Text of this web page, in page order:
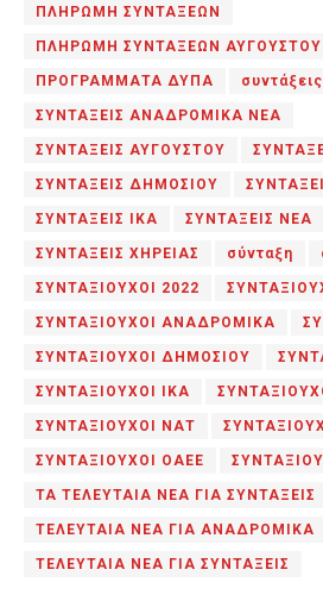
ΠΛΗΡΩΜΗ ΣΥΝΤΑΞΕΩΝ
ΠΛΗΡΩΜΗ ΣΥΝΤΑΞΕΩΝ ΑΥΓΟΥΣΤΟΥ
ΠΡΟΓΡΑΜΜΑΤΑ ΔΥΠΑ συντάξεις
ΣΥΝΤΑΞΕΙΣ ΑΝΑΔΡΟΜΙΚΑ ΝΕΑ
ΣΥΝΤΑΞΕΙΣ ΑΥΓΟΥΣΤΟΥ
ΣΥΝΤΑΞΕΙΣ ΔΗΜΟΣΙΟΥ
ΣΥΝΤΑΞΕΙΣ ΙΚΑ ΣΥΝΤΑΞΕΙΣ ΝΕΑ
ΣΥΝΤΑΞΕΙΣ ΧΗΡΕΙΑΣ σύνταξη
ΣΥΝΤΑΞΙΟΥΧΟΙ 2022
ΣΥΝΤΑΞΙΟΥΧΟΙ ΑΝΑΔΡΟΜΙΚΑ
ΣΥΝΤΑΞΙΟΥΧΟΙ ΔΗΜΟΣΙΟΥ
ΣΥΝΤΑΞΙΟΥΧΟΙ ΙΚΑ
ΣΥΝΤΑΞΙΟΥΧΟΙ ΝΑΤ
ΣΥΝΤΑΞΙΟΥΧΟΙ ΟΑΕΕ
ΤΑ ΤΕΛΕΥΤΑΙΑ ΝΕΑ ΓΙΑ ΣΥΝΤΑΞΕΙΣ
ΤΕΛΕΥΤΑΙΑ ΝΕΑ ΓΙΑ ΑΝΑΔΡΟΜΙΚΑ
ΤΕΛΕΥΤΑΙΑ ΝΕΑ ΓΙΑ ΣΥΝΤΑΞΕΙΣ